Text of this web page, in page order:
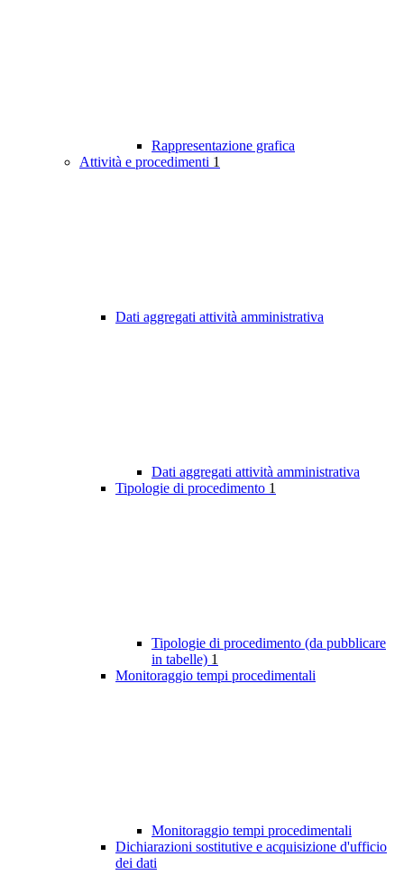
Rappresentazione grafica
Attività e procedimenti 1
Dati aggregati attività amministrativa
Dati aggregati attività amministrativa
Tipologie di procedimento 1
Tipologie di procedimento (da pubblicare
in tabelle) 1
Monitoraggio tempi procedimentali
Monitoraggio tempi procedimentali
Dichiarazioni sostitutive e acquisizione d'ufficio
dei dati